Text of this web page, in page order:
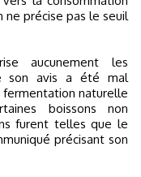
précise pas le seuil
aucunement les
son avis a été mal
naturelle
boissons non
furent telles que le
précisant son